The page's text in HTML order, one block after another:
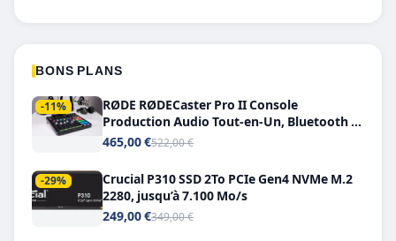
BONS PLANS
-11%
RØDE RØDECaster Pro II Console
Production Audio Tout-en-Un, Bluetooth et
Double USB-C
465,00 €522,00 €
-29%
Crucial P310 SSD 2To PCIe Gen4 NVMe M.2
2280, jusqu’à 7.100 Mo/s
249,00 €349,00 €